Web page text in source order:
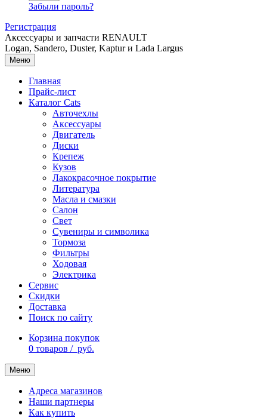
Забыли пароль?
Регистрация
Аксессуары и запчасти RENAULT
Logan, Sandero, Duster, Kaptur и Lada Largus
Меню
Главная
Прайс-лист
Каталог Cats
Авточехлы
Аксессуары
Двигатель
Диски
Крепеж
Кузов
Лакокрасочное покрытие
Литература
Масла и смазки
Салон
Свет
Сувениры и символика
Тормоза
Фильтры
Ходовая
Электрика
Сервис
Скидки
Доставка
Поиск по сайту
Корзина покупок
0 товаров / руб.
Меню
Адреса магазинов
Наши партнеры
Как купить